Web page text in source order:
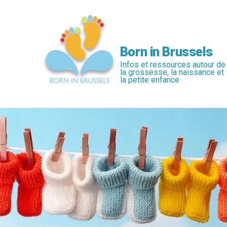
Born in Brussels
Infos et ressources autour de
la grossesse, la naissance et
la petite enfance